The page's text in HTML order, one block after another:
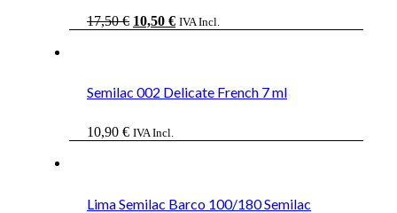
17,50€ El
10,50 €ElIVA Incl.
Semilac 002 Delicate French 7 ml
10,90 € IVA Incl.
Lima Semilac Barco 100/180 Semilac